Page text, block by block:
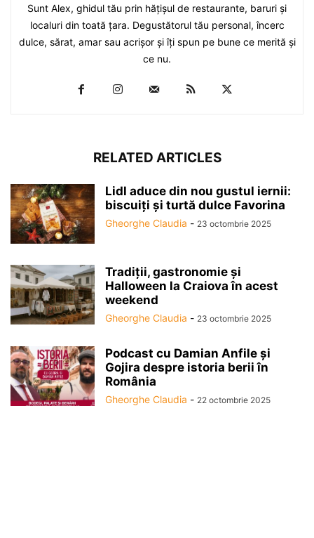
Sunt Alex, ghidul tău prin hăţişul de restaurante, baruri şi
localuri din toată ţara. Degustătorul tău personal, încerc
dulce, sărat, amar sau acrişor şi îţi spun pe bune ce merită şi
ce nu.
RELATED ARTICLES
Lidl aduce din nou gustul iernii:
biscuiți și turtă dulce Favorina
Gheorghe Claudia - 23 octombrie 2025
Tradiții, gastronomie și
Halloween la Craiova în acest
weekend
Gheorghe Claudia - 23 octombrie 2025
Podcast cu Damian Anfile și
Gojira despre istoria berii în
România
Gheorghe Claudia - 22 octombrie 2025